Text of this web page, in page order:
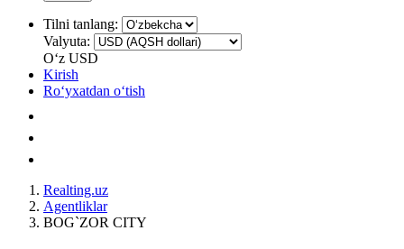
Tilni tanlang:
Valyuta:
Oʻz USD
Kirish
Roʻyxatdan oʻtish
Realting.uz
Agentliklar
BOG`ZOR CITY